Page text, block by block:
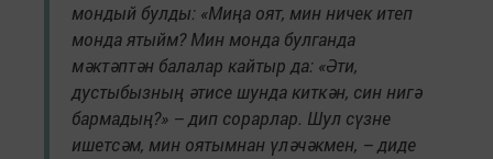
мондый булды: «Миңа оят, мин ничек итеп
монда ятыйм? Мин монда булганда
мәктәптән балалар кайтыр да: «Әти,
дустыбызның әтисе шунда киткән, син нигә
бармадың?» – дип сорарлар. Шул сүзне
ишетсәм, мин оятымнан үләчәкмен, – диде